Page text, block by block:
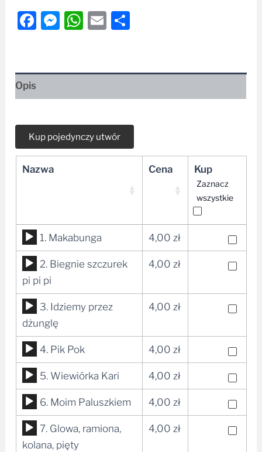
Facebook
Messenger
WhatsApp
Email
Opis
Nazwa Cena Kup
Zaznacz
wszystkie
Odtwarzacz
plików
dźwiękowych
1. Makabunga 4,00 zł
Odtwarzacz
plików
dźwiękowych
2. Biegnie szczurek
pi pi pi
4,00 zł
Odtwarzacz
plików
dźwiękowych
3. Idziemy przez
dżunglę
4,00 zł
Odtwarzacz
plików
dźwiękowych
4. Pik Pok 4,00 zł
Odtwarzacz
plików
dźwiękowych
5. Wiewiórka Kari 4,00 zł
Odtwarzacz
plików
dźwiękowych
6. Moim Paluszkiem 4,00 zł
Odtwarzacz
plików
7. Glowa, ramiona,
kolana, pięty
4,00 zł